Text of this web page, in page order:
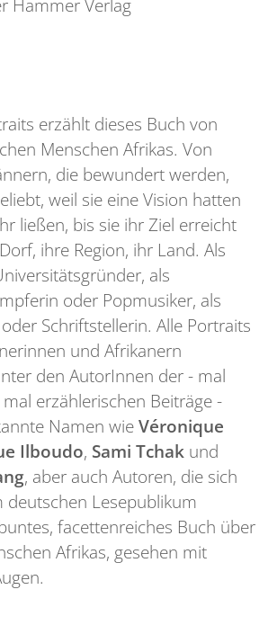
Hammer Verlag
erzählt dieses Buch von
Menschen Afrikas. Von
die bewundert werden,
weil sie eine Vision hatten
ließen, bis sie ihr Ziel erreicht
ihre Region, ihr Land. Als
als
oder Popmusiker, als
Schriftstellerin. Alle Portraits
und Afrikanern
den AutorInnen der - mal
erzählerischen Beiträge -
Namen wieVéronique
Ilboudo, Sami Tchak und
, aber auch Autoren, die sich
deutschen Lesepublikum
facettenreiches Buch über
Afrikas, gesehen mit